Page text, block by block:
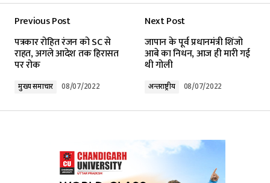
Previous Post
पत्रकार रोहित रंजन को SC से
राहत, अगले आदेश तक हिरासत
पर रोक
मुख्य समाचार 08/07/2022
Next Post
जापान के पूर्व प्रधानमंत्री शिंजो
आबे का निधन, आज ही मारी गई
थी गोली
अन्तर्राष्ट्रीय 08/07/2022